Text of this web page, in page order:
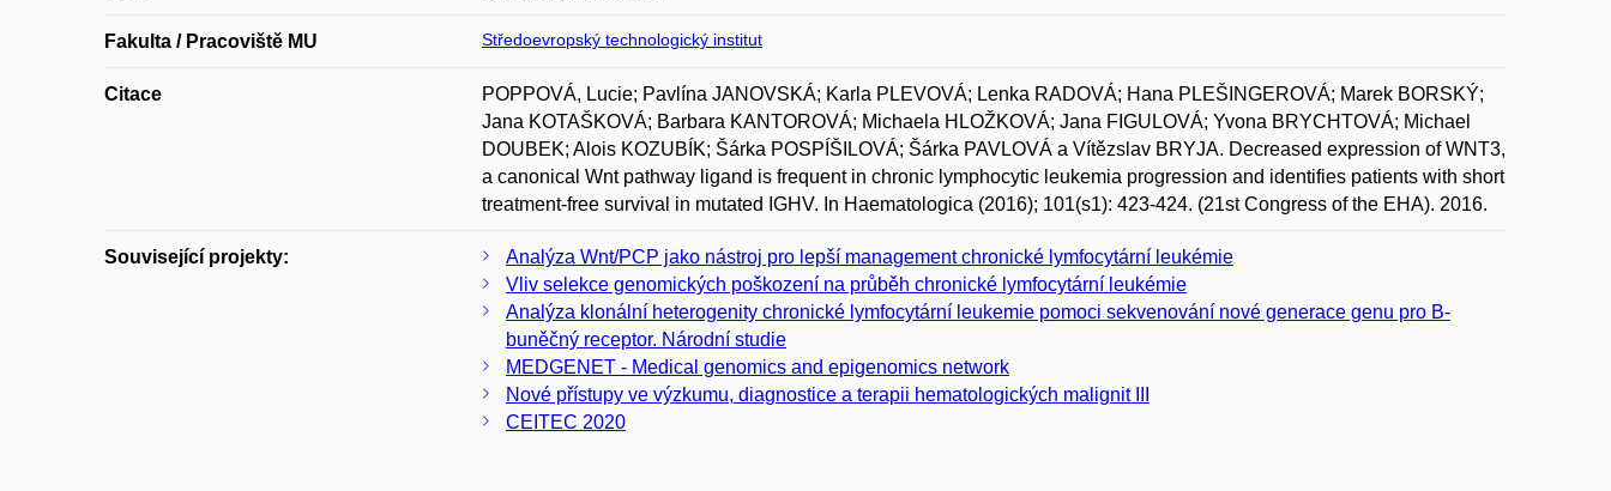
Fakulta / Pracoviště MU Středoevropský technologický institut
Citace
POPPOVÁ, Lucie; Pavlína JANOVSKÁ; Karla PLEVOVÁ; Lenka RADOVÁ; Hana PLEŠINGEROVÁ; Marek BORSKÝ;
Jana KOTAŠKOVÁ; Barbara KANTOROVÁ; Michaela HLOŽKOVÁ; Jana FIGULOVÁ; Yvona BRYCHTOVÁ; Michael
DOUBEK; Alois KOZUBÍK; Šárka POSPÍŠILOVÁ; Šárka PAVLOVÁ a Vítězslav BRYJA. Decreased expression of WNT3,
a canonical Wnt pathway ligand is frequent in chronic lymphocytic leukemia progression and identifies patients with short
treatment-free survival in mutated IGHV. In Haematologica (2016); 101(s1): 423-424. (21st Congress of the EHA). 2016.
Související projekty:
Analýza Wnt/PCP jako nástroj pro lepší management chronické lymfocytární leukémie
Vliv selekce genomických poškození na průběh chronické lymfocytární leukémie
Analýza klonální heterogenity chronické lymfocytární leukemie pomoci sekvenování nové generace genu pro B-
buněčný receptor. Národní studie
MEDGENET - Medical genomics and epigenomics network
Nové přístupy ve výzkumu, diagnostice a terapii hematologických malignit III
CEITEC 2020